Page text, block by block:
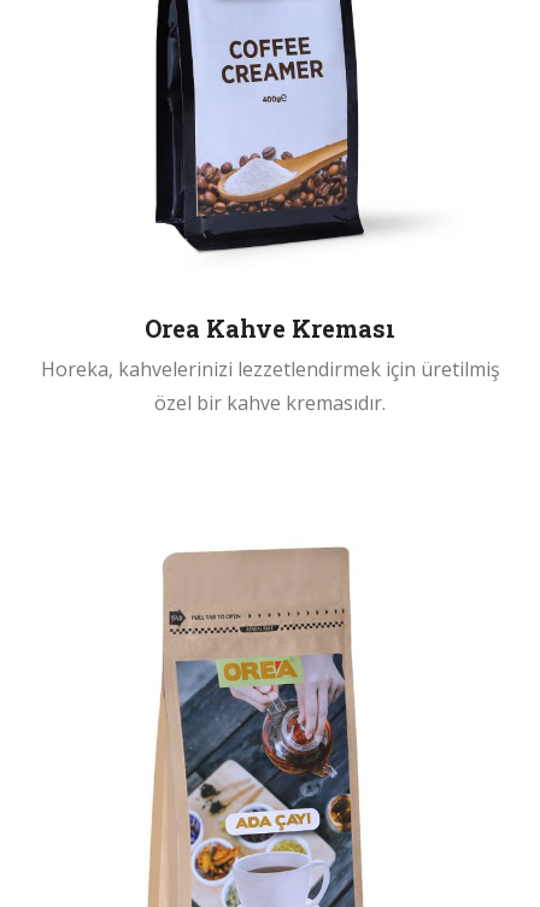
Orea Kahve Kreması
Horeka, kahvelerinizi lezzetlendirmek için üretilmiş
özel bir kahve kremasıdır.